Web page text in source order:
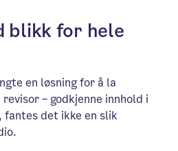
blikk for hele
en løsning for å la
– godkjenne innhold i
fantes det ikke en slik